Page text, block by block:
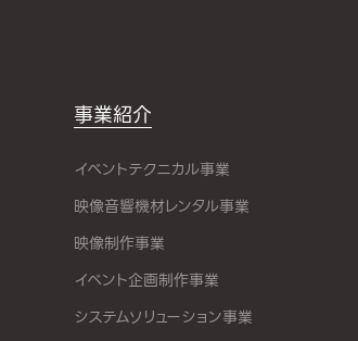
事業紹介
イベントテクニカル事業
映像音響機材レンタル事業
映像制作事業
イベント企画制作事業
システムソリューション事業